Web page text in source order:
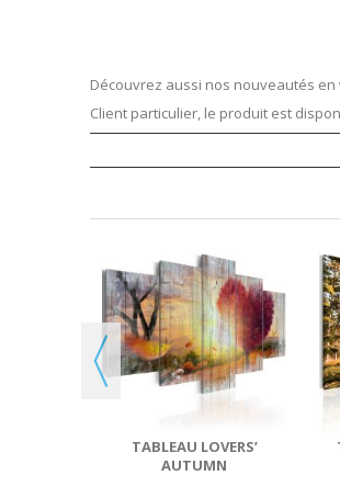
Découvrez aussi nos nouveautés en
Client particulier, le produit est
TABLEAU LOVERS’
AUTUMN